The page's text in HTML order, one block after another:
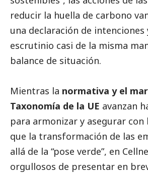
reducir la huella de carbono
una declaración de intenciones
escrutinio casi de la misma
balance de situación.
Mientras la normativa y el
Taxonomía de la UE avanzan
para armonizar y asegurar con
que la transformación de las
allá de la “pose verde”, en
orgullosos de presentar en